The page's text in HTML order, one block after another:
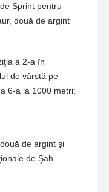
Sprint pentru
două de argint
a 2-a în
de vârstă pe
6-a la 1000 metri;
de argint şi
de Şah